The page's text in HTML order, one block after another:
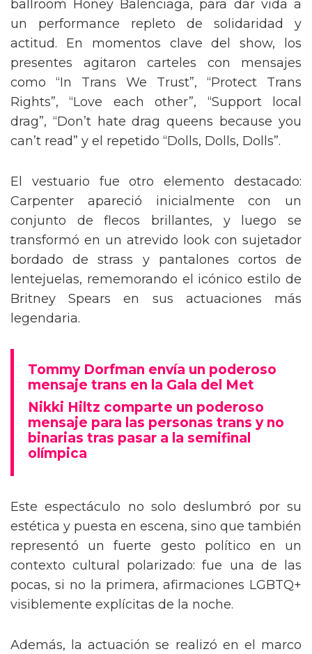
ballroom Honey Balenciaga, para dar vida a
un performance repleto de solidaridad y
actitud. En momentos clave del show, los
presentes agitaron carteles con mensajes
como “In Trans We Trust”, “Protect Trans
Rights”, “Love each other”, “Support local
drag”, “Don’t hate drag queens because you
can’t read” y el repetido “Dolls, Dolls, Dolls”.
El vestuario fue otro elemento destacado:
Carpenter apareció inicialmente con un
conjunto de flecos brillantes, y luego se
transformó en un atrevido look con sujetador
bordado de strass y pantalones cortos de
lentejuelas, rememorando el icónico estilo de
Britney Spears en sus actuaciones más
legendaria.
Tommy Dorfman envía un poderoso
mensaje trans en la Gala del Met
Nikki Hiltz comparte un poderoso
mensaje para las personas trans y no
binarias tras pasar a la semifinal
olímpica
Este espectáculo no solo deslumbró por su
estética y puesta en escena, sino que también
representó un fuerte gesto político en un
contexto cultural polarizado: fue una de las
pocas, si no la primera, afirmaciones LGBTQ+
visiblemente explícitas de la noche.
Además, la actuación se realizó en el marco